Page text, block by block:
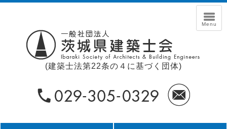
(建築士法第22条の４に基づく団体)